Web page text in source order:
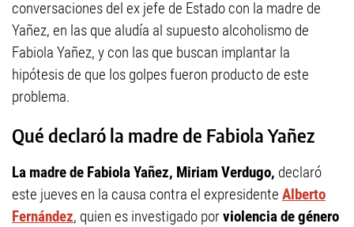
conversaciones del ex jefe de Estado con la madre de
Yañez, en las que aludía al supuesto alcoholismo de
Fabiola Yañez, y con las que buscan implantar la
hipótesis de que los golpes fueron producto de este
problema.
Qué declaró la madre de Fabiola Yañez
La madre de Fabiola Yañez, Miriam Verdugo, declaró
este jueves en la causa contra el expresidente Alberto
Fernández, quien es investigado porviolencia de género